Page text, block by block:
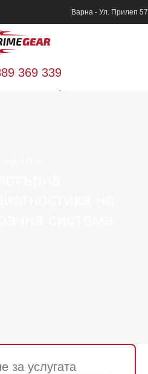
Варна - Ул. Прилеп 57
369 339
за услугата